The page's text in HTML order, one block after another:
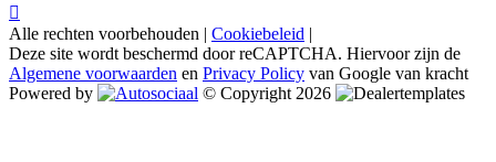
Alle rechten voorbehouden | Cookiebeleid |
Deze site wordt beschermd door reCAPTCHA. Hiervoor zijn de
Algemene voorwaarden en Privacy Policy van Google van kracht
Powered by
© Copyright 2026